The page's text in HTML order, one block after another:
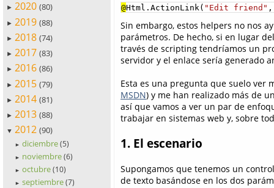
► 2020 (80)
► 2019 (88)
► 2018 (74)
► 2017 (83)
► 2016 (86)
► 2015 (79)
► 2014 (81)
► 2013 (88)
▼ 2012 (90)
► diciembre (5)
► noviembre (6)
► octubre (10)
► septiembre (7)
@Html.ActionLink( "Edit friend"
Sin embargo, estos helpers no nos
parámetros. De hecho, si en lugar
través de scripting tendríamos un
servidor y el enlace sería generado
Esta es una pregunta que suelo ver
MSDN) y me han realizado más de
así que vamos a ver un par de
trabajar en sistemas web y, sobre
1. El escenario
Supongamos que tenemos un
de texto basándose en los dos